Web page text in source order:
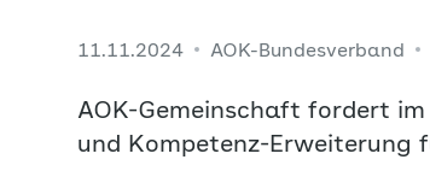
11.11.2024 AOK-Bundesverband
AOK-Gemeinschaft fordert
und Kompetenz-Erweiterung